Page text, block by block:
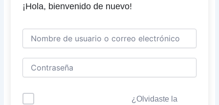
¡Hola, bienvenido de nuevo!
¿Olvidaste la